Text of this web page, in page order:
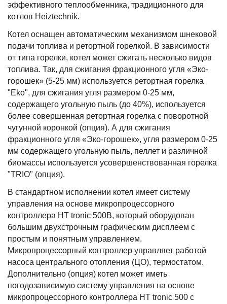
эффективного теплообменника, традиционного для
котлов Heiztechnik.
Котел оснащен автоматическим механизмом шнековой
подачи топлива и ретортной горелкой. В зависимости
от типа горелки, котел может сжигать несколько видов
топлива. Так, для сжигания фракционного угля «Эко-
горошек» (5-25 мм) используется ретортная горелка
"Eko", для сжигания угля размером 0-25 мм,
содержащего угольную пыль (до 40%), используется
более совершенная ретортная горелка с поворотной
чугунной коронкой (опция). А для сжигания
фракционного угля «Эко-горошек», угля размером 0-25
мм содержащего угольную пыль, пеллет и различной
биомассы используется усовершенствованная горелка
"TRIO" (опция).
В стандартном исполнении котел имеет систему
управления на основе микропроцессорного
контроллера HT tronic 500B, который оборудован
большим двухстрочным графическим дисплеем с
простым и понятным управлением.
Микропроцессорный контроллер управляет работой
насоса центрального отопления (ЦО), термостатом.
Дополнительно (опция) котел может иметь
погодозависимую систему управления на основе
микропроцессорного контроллера HT tronic 500 с